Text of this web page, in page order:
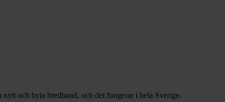
och byta bredband, och det fungerar i hela Sverige.